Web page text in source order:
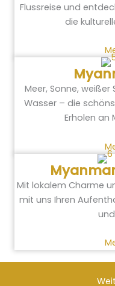
Flussreise und
die
Meer, Sonne,
Wasser – die
Erholen an
Mit lokalem Charme
mit uns Ihren